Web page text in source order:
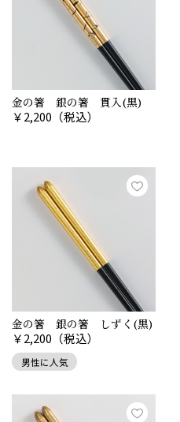
金の箸 銀の箸 貫入(黒)
￥2,200 （税込）
金の箸 銀の箸 しずく(黒)
￥2,200 （税込）
男性に人気